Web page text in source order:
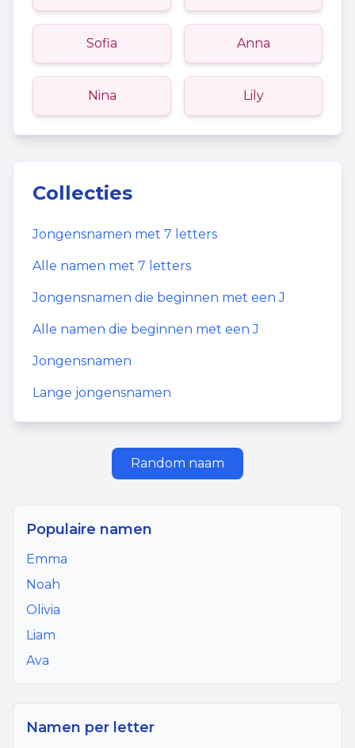
Sofia Anna
Nina Lily
Collecties
Jongensnamen met 7 letters
Alle namen met 7 letters
Jongensnamen die beginnen met eenJ
Alle namen die beginnen met eenJ
Jongensnamen
Lange jongensnamen
Random naam
Populaire namen
Emma
Noah
Olivia
Liam
Ava
Namen per letter